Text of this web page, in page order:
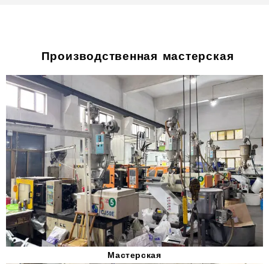
Производственная мастерская
Мастерская